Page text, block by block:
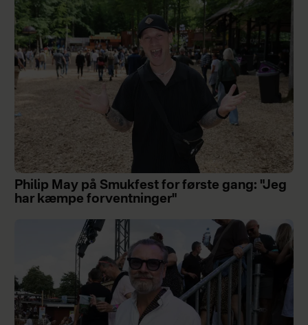
Philip May på Smukfest for første gang: "Jeg
har kæmpe forventninger"